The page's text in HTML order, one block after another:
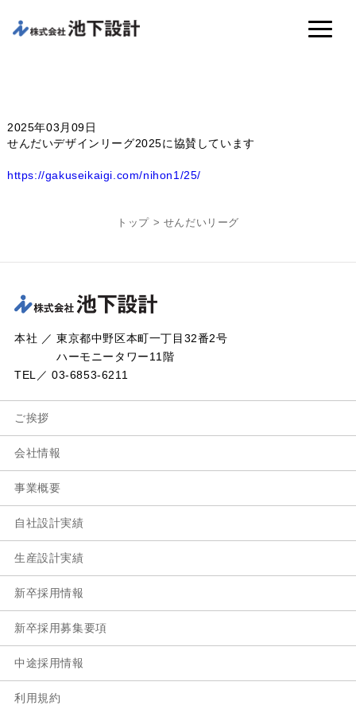
2025年03月09日
せんだいデザインリーグ2025に協賛しています
https://gakuseikaigi.com/nihon1/25/
トップ > せんだいリーグ
本社 ／ 東京都中野区本町一丁目32番2号
ハーモニータワー11階
TEL／ 03-6853-6211
ご挨拶
会社情報
事業概要
自社設計実績
生産設計実績
新卒採用情報
新卒採用募集要項
中途採用情報
利用規約